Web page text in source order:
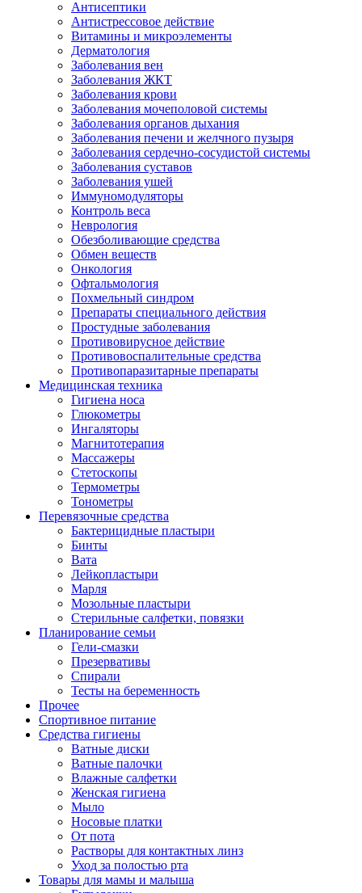
Антисептики
Антистрессовое действие
Витамины и микроэлементы
Дерматология
Заболевания вен
Заболевания ЖКТ
Заболевания крови
Заболевания мочеполовой системы
Заболевания органов дыхания
Заболевания печени и желчного пузыря
Заболевания сердечно-сосудистой системы
Заболевания суставов
Заболевания ушей
Иммуномодуляторы
Контроль веса
Неврология
Обезболивающие средства
Обмен веществ
Онкология
Офтальмология
Похмельный синдром
Препараты специального действия
Простудные заболевания
Противовирусное действие
Противовоспалительные средства
Противопаразитарные препараты
Медицинская техника
Гигиена носа
Глюкометры
Ингаляторы
Магнитотерапия
Массажеры
Стетоскопы
Термометры
Тонометры
Перевязочные средства
Бактерицидные пластыри
Бинты
Вата
Лейкопластыри
Марля
Мозольные пластыри
Стерильные салфетки, повязки
Планирование семьи
Гели-смазки
Презервативы
Спирали
Тесты на беременность
Прочее
Спортивное питание
Средства гигиены
Ватные диски
Ватные палочки
Влажные салфетки
Женская гигиена
Мыло
Носовые платки
От пота
Растворы для контактных линз
Уход за полостью рта
Товары для мамы и малыша